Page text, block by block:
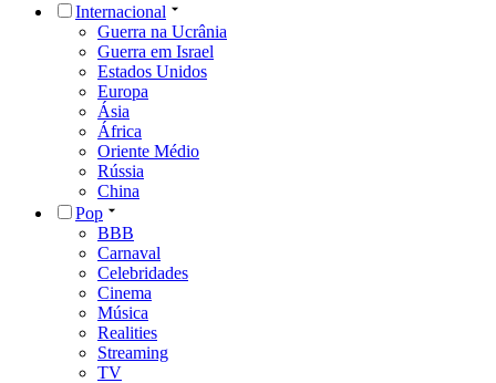
Internacional
Guerra na Ucrânia
Guerra em Israel
Estados Unidos
Europa
Ásia
África
Oriente Médio
Rússia
China
Pop
BBB
Carnaval
Celebridades
Cinema
Música
Realities
Streaming
TV